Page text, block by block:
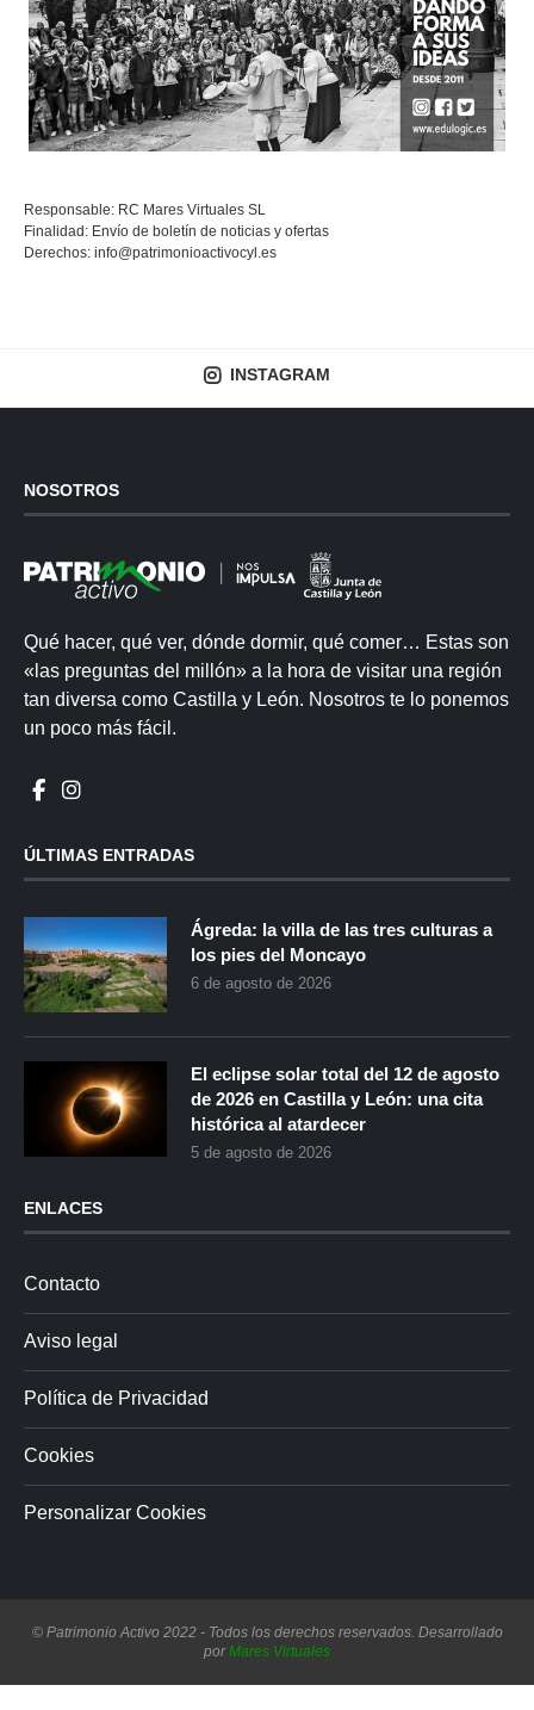
Responsable: RC Mares Virtuales SL
Finalidad: Envío de boletín de noticias y ofertas
Derechos: info@patrimonioactivocyl.es
INSTAGRAM
NOSOTROS
Qué hacer, qué ver, dónde dormir, qué comer… Estas son
«las preguntas del millón» a la hora de visitar una región
tan diversa como Castilla y León. Nosotros te lo ponemos
un poco más fácil.
ÚLTIMAS ENTRADAS
Ágreda: la villa de las tres culturas a
los pies del Moncayo
6 de agosto de 2026
El eclipse solar total del 12 de agosto
de 2026 en Castilla y León: una cita
histórica al atardecer
5 de agosto de 2026
ENLACES
Contacto
Aviso legal
Política de Privacidad
Cookies
Personalizar Cookies
© Patrimonio Activo 2022 - Todos los derechos reservados. Desarrollado
porMares Virtuales